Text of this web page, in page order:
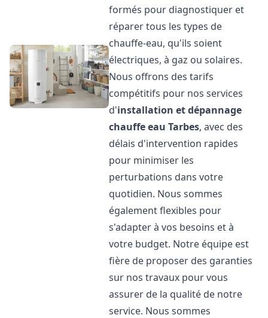
formés pour diagnostiquer et
réparer tous les types de
chauffe-eau, qu'ils soient
électriques, à gaz ou solaires.
Nous offrons des tarifs
compétitifs pour nos services
d'installation et dépannage
chauffe eau Tarbes, avec des
délais d'intervention rapides
pour minimiser les
perturbations dans votre
quotidien. Nous sommes
également flexibles pour
s'adapter à vos besoins et à
votre budget. Notre équipe est
fière de proposer des garanties
sur nos travaux pour vous
assurer de la qualité de notre
service. Nous sommes